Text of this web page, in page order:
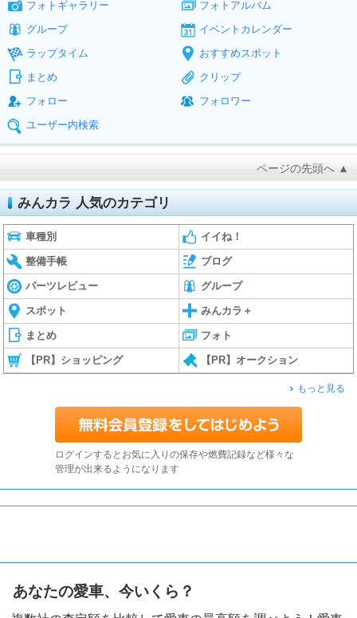
フォトギャラリー
フォトアルバム
グループ
イベントカレンダー
ラップタイム
おすすめスポット
まとめ
クリップ
フォロー
フォロワー
ユーザー内検索
ページの先頭へ ▲
みんカラ 人気のカテゴリ
車種別 イイね！
整備手帳 ブログ
パーツレビュー グループ
スポット みんカラ＋
まとめ フォト
【PR】ショッピング 【PR】オークション
もっと見る
ログインするとお気に入りの保存や燃費記録など様々な
管理が出来るようになります
あなたの愛車、今いくら？